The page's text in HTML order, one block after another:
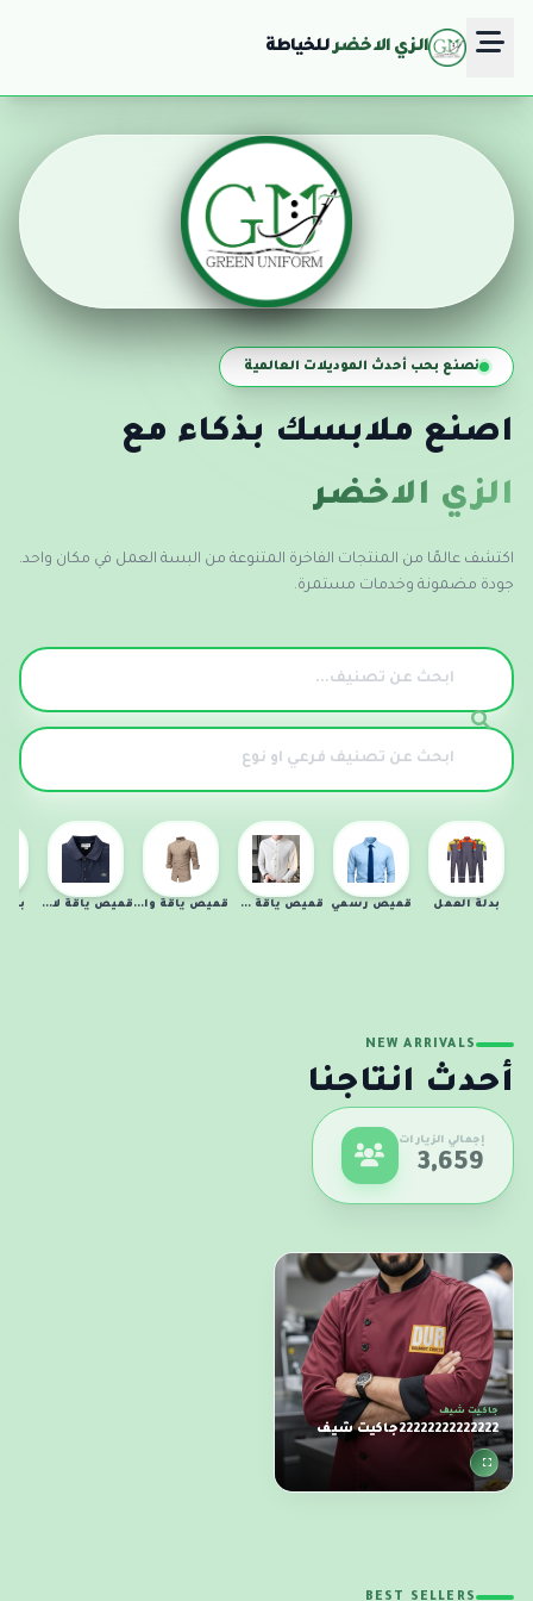
الزي الاخضرللخياطة
نصنع بحب أحدث الموديلات العالمية
اصنع ملابسك بذكاء مع
الزي الاخضر
اكتشف عالمًا من المنتجات الفاخرة المتنوعة من البسة العمل في مكان واحد.
جودة مضمونة وخدمات مستمرة.
بدلة العمل قميص رسمي قميص ياقة صينية قميص ياقة واقفة قميص ياقة لاكوست
NEW ARRIVALS
أحدث انتاجنا
إجمالي الزيارات
3,659
جاكيت شيف
22222222222222جاكيت شيف
BEST SELLERS